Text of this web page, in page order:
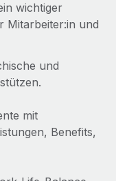
Unternehmen
in 19 Ländern
im Bereich der
wichtiger
Mitarbeiter:in und
und
mit
Benefits,